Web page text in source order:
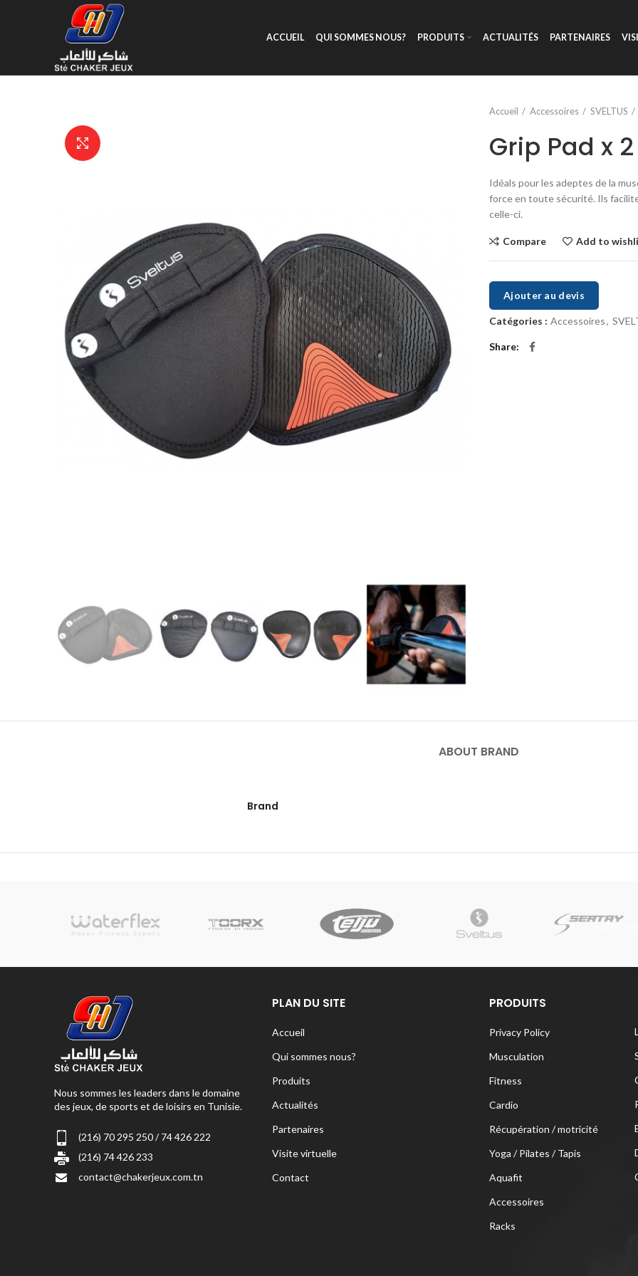
ACCUEIL QUI SOMMES NOUS? PRODUITS ACTUALITÉS PARTENAIRES
Accueil Accessoires SVELTUS
Grip Pad x
Idéals pour les adeptes de la
force en toute sécurité. Ils
celle-ci.
Compare Add to
Ajouter au devis
Catégories : Accessoires,
Share
ABOUT BRAND
Brand
Nous sommes les leaders dans le domaine
des jeux, de sports et de loisirs en Tunisie.
(216) 70 295 250 / 74 426 222
(216) 74 426 233
contact@chakerjeux.com.tn
PLAN DU SITE
Accueil
Qui sommes nous?
Produits
Actualités
Partenaires
Visite virtuelle
Contact
PRODUITS
Privacy Policy
Musculation
Fitness
Cardio
Récupération / motricité
Yoga / Pilates / Tapis
Aquafit
Accessoires
Racks